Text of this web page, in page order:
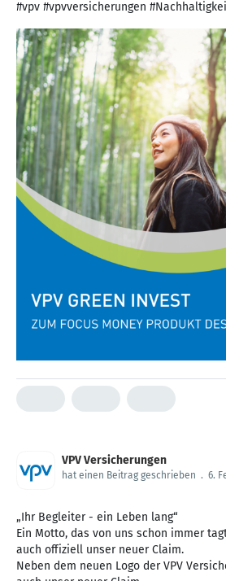
#vpv #vpvversicherungen
VPV Versicherungen
hat einen Beitrag geschrieben . 6.
„Ihr Begleiter - ein Leben lang“
Ein Motto, das von uns schon immer
auch offiziell unser neuer Claim.
Neben dem neuen Logo der VPV